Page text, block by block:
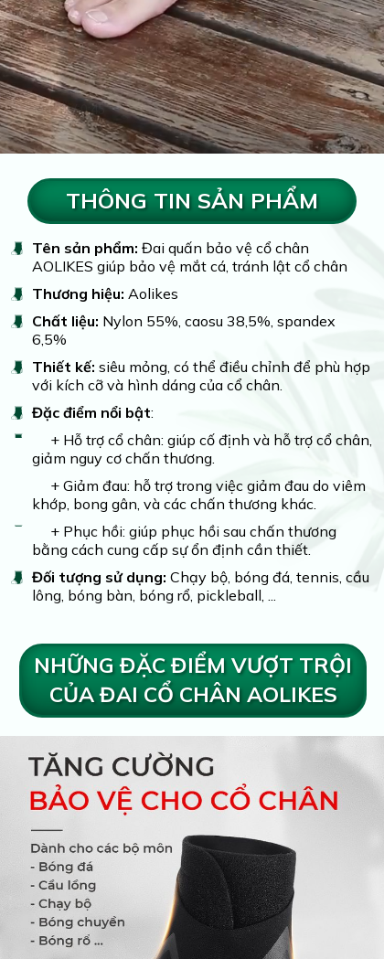
THÔNG TIN SẢN PHẨM
Tên sản phẩm: Đai quấn bảo vệ cổ chân
AOLIKES giúp bảo vệ mắt cá, tránh lật cổ chân
Thương hiệu: Aolikes
Chất liệu: Nylon 55%, caosu 38,5%, spandex
6,5%
Thiết kế: siêu mỏng, có thể điều chỉnh để phù hợp
với kích cỡ và hình dáng của cổ chân.
Đặc điểm nổi bật:
+ Hỗ trợ cổ chân: giúp cố định và hỗ trợ cổ chân,
giảm nguy cơ chấn thương.
+ Giảm đau: hỗ trợ trong việc giảm đau do viêm
khớp, bong gân, và các chấn thương khác.
+ Phục hồi: giúp phục hồi sau chấn thương
bằng cách cung cấp sự ổn định cần thiết.
Đối tượng sử dụng: Chạy bộ, bóng đá, tennis, cầu
lông, bóng bàn, bóng rổ, pickleball, ...
NHỮNG ĐẶC ĐIỂM VƯỢT TRỘI
CỦA ĐAI CỔ CHÂN AOLIKES